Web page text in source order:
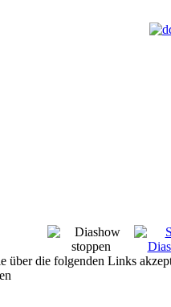
über die folgenden Links